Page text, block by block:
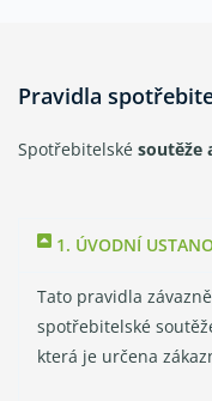
Pravidla
Spotřebitelské soutěže
1. ÚVODNÍ
Tato pravidla
spotřebitelské
která je určena